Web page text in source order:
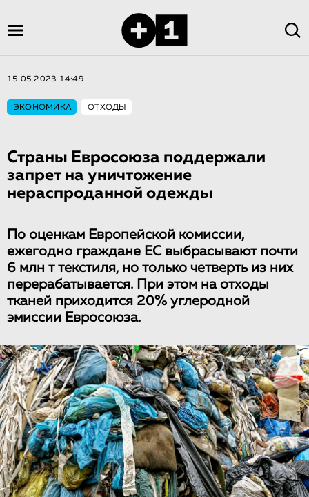
15.05.2023 14:49
ЭКОНОМИКА ОТХОДЫ
Страны Евросоюза поддержали
запрет на уничтожение
нераспроданной одежды
По оценкам Европейской комиссии,
ежегодно граждане ЕС выбрасывают почти
6 млн т текстиля, но только четверть из них
перерабатывается. При этом на отходы
тканей приходится 20% углеродной
эмиссии Евросоюза.